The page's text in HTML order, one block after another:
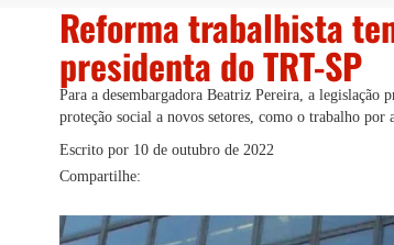
Reforma trabalhista
presidenta do TRT-SP
Para a desembargadora Beatriz Pereira, a legislação
proteção social a novos setores, como o trabalho por
Escrito por 10 de outubro de 2022
Compartilhe: